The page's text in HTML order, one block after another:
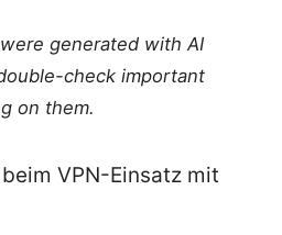
generated with AI
check important
on them.
VPN-Einsatz mit